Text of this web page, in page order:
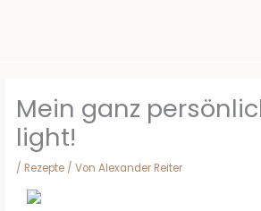
Mein ganz
light!
/ Rezepte / VonAlexander Reiter